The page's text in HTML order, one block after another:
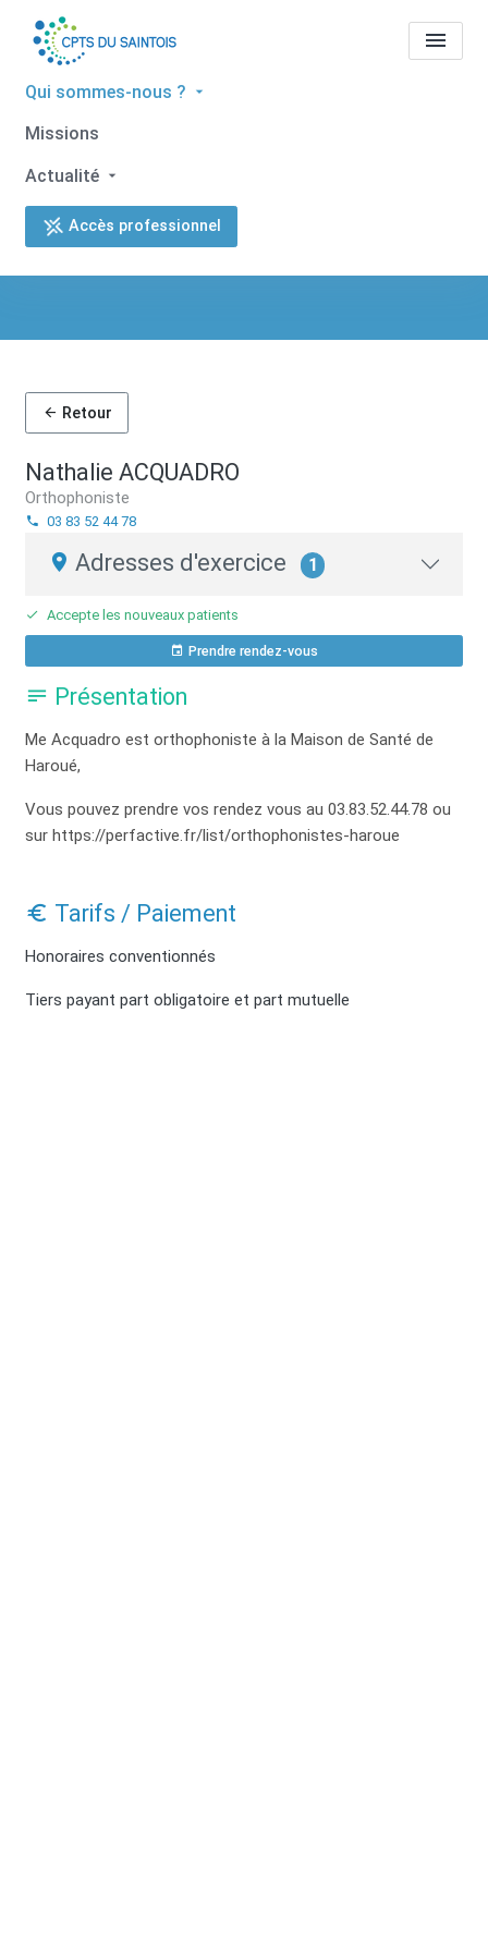
Qui sommes-nous ?
Missions
Actualité
Accès professionnel
Tous les professionnels de
santéNathalie ACQUADRO
Accueil
Tous les professionnels de santé
Retour
Nathalie ACQUADRO
Orthophoniste
03 83 52 44 78
Adresses d'exercice 1
Accepte les nouveaux patients
Prendre rendez-vous
Présentation
Me Acquadro est orthophoniste à la Maison de Santé de
Haroué,
Vous pouvez prendre vos rendez vous au03.83.52.44.78 ou
sur https://perfactive.fr/list/orthophonistes-haroue
Tarifs / Paiement
Honoraires conventionnés
Tiers payant part obligatoire et part mutuelle